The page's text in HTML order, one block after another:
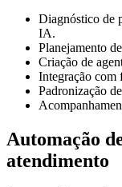
Diagnóstico de
IA.
Planejamento
Criação de
Integração com
Padronização
Automação
atendimento